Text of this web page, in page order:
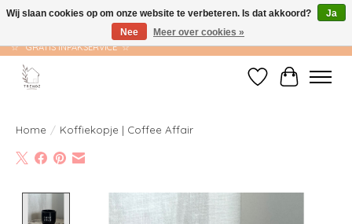
☆ GRATIS VERZENDING VANAF €75 ☆ VERZONDEN BINNEN 1-2 WERKDAGEN
☆ GRATIS INPAKSERVICE ☆
Verlanglijst
Home / Koffiekopje | Coffee Affair
Product image slideshow Items
Wij slaan cookies op om onze website te verbeteren. Is dat akkoord?
Ja
Nee
Meer over cookies »